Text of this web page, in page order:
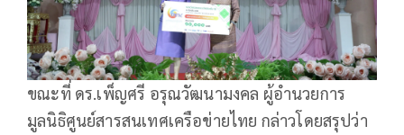
ขณะที่ ดร.เพ็ญศรี อรุณวัฒนามงคล ผู้อำนวยการ
มูลนิธิศูนย์สารสนเทศเครือข่ายไทย กล่าวโดยสรุปว่า